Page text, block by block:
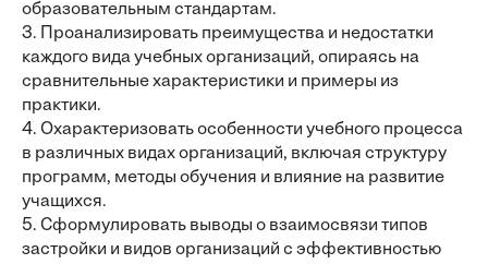
образовательным стандартам.
3. Проанализировать преимущества и недостатки
каждого вида учебных организаций, опираясь на
сравнительные характеристики и примеры из
практики.
4. Охарактеризовать особенности учебного процесса
в различных видах организаций, включая структуру
программ, методы обучения и влияние на развитие
учащихся.
5. Сформулировать выводы о взаимосвязи типов
застройки и видов организаций с эффективностью